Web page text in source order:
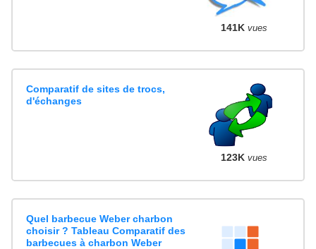
141K vues
Comparatif de sites de trocs,
d'échanges
123K vues
Quel barbecue Weber charbon
choisir ? Tableau Comparatif des
barbecues à charbon Weber